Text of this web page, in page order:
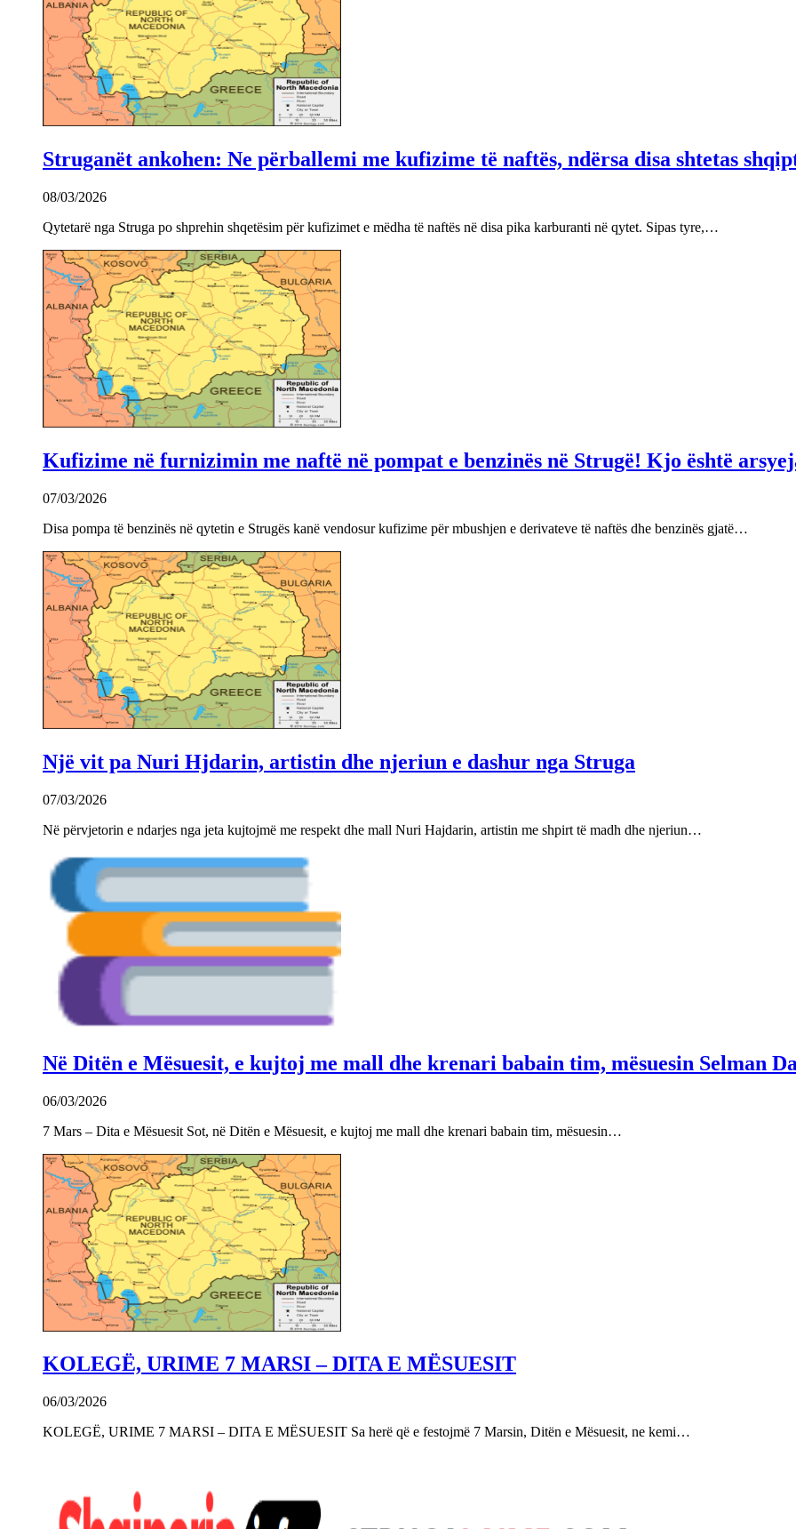
Struganët ankohen: Ne përballemi me kufizime të naftës, ndërsa disa shtetas
08/03/2026
Qytetarë nga Struga po shprehin shqetësim për kufizimet e mëdha të naftës në disa pika karburanti në qytet. Sipas tyre,…
Kufizime në furnizimin me naftë në pompat e benzinës në Strugë! Kjo është
07/03/2026
Disa pompa të benzinës në qytetin e Strugës kanë vendosur kufizime për mbushjen e derivateve të naftës dhe benzinës gjatë…
Një vit pa Nuri Hjdarin, artistin dhe njeriun e dashur nga Struga
07/03/2026
Në përvjetorin e ndarjes nga jeta kujtojmë me respekt dhe mall Nuri Hajdarin, artistin me shpirt të madh dhe njeriun…
Në Ditën e Mësuesit, e kujtoj me mall dhe krenari babain tim, mësuesin Selman
06/03/2026
7 Mars – Dita e Mësuesit Sot, në Ditën e Mësuesit, e kujtoj me mall dhe krenari babain tim, mësuesin…
KOLEGË, URIME 7 MARSI – DITA E MËSUESIT
06/03/2026
KOLEGË, URIME 7 MARSI – DITA E MËSUESIT Sa herë që e festojmë 7 Marsin, Ditën e Mësuesit, ne kemi…